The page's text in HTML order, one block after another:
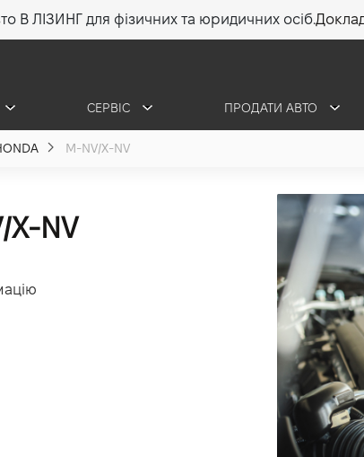
В ЛІЗИНГ для фізичних та юридичних осіб.
СЕРВІС ПРОДАТИ АВТО
M-NV/X-NV
X-NV